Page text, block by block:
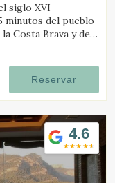
siglo XVI
minutos del pueblo
Costa Brava y de
Reservar
4.6